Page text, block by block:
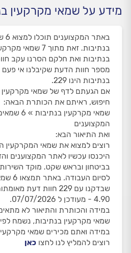
מידע על שמאי מקרקעין
בנתיבות. זאת מתוך
בנתיבות ואת חלקם הסרנו עקב
מספר חוות הדעת שקיבלנו אי
בנתיבות הינו 229.
אם הגעתם לדף של שמאי מקרקעין
חיפוש, ראיתם את הכותרת הבאה:
שמאי
המקצוענים
ואת התיאור הבא:
רוצים למצוא את שמאי המקרקעין
היכנסו עכשיו לאתר המקצוענים
בביטחון ובראש שקט. מוקד
לסיום
שבדקנו עם 229 חוות
4.90 - מעודכן ל 07/07/2026.
במידה והכותרת והתיאור לא
שמאי מקרקעין בנתיבות, נשמח
במידה ואתם מכירים שמאי
רוצים להמליץ לנו לחצו כאן